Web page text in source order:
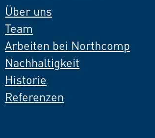
Über uns
Team
Arbeiten bei Northcomp
Nachhaltigkeit
Historie
Referenzen